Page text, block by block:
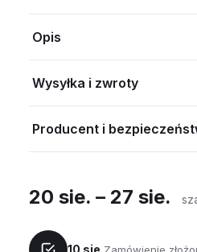
Opis
Wysyłka i zwroty
Producent i
20 sie. – 27 sie.